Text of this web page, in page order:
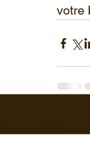
votre